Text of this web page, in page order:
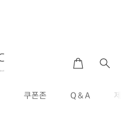
쿠폰존 Q & A